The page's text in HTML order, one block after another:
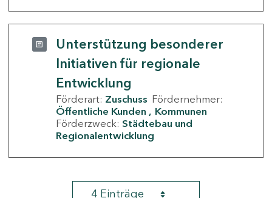
Unterstützung besonderer
Initiativen für regionale
Entwicklung
Förderart: Zuschuss Fördernehmer:
Öffentliche Kunden
Kommunen
Förderzweck: Städtebau und
Regionalentwicklung
4 Einträge